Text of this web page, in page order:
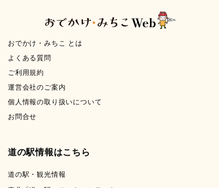
おでかけ・みちこ とは
よくある質問
ご利用規約
運営会社のご案内
個人情報の取り扱いについて
お問合せ
道の駅情報はこちら
道の駅・観光情報